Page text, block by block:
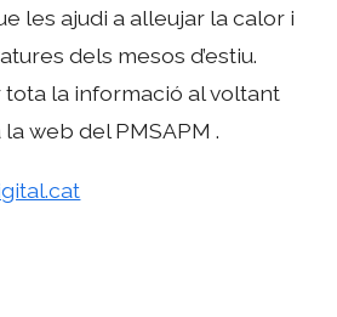
les ajudi a alleujar la calor i
dels mesos d’estiu.
la informació al voltant
la web del PMSAPM .